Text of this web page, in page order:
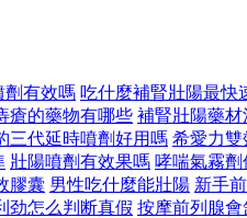
劑有效嗎 吃什麼補腎壯陽最快
瘡的藥物有哪些 補腎壯陽藥材
三代延時噴劑好用嗎 希愛力雙
壯陽噴劑有效果嗎 哮喘氣霧
膠囊 男性吃什麼能壯陽 新手
劲怎么判断真假 按摩前列腺會